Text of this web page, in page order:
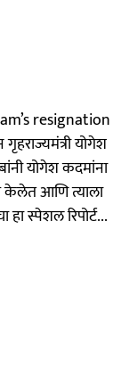
resignation
योगेश
योगेश कदमांना
केलेत आणि त्याला
हा स्पेशल रिपोर्ट...